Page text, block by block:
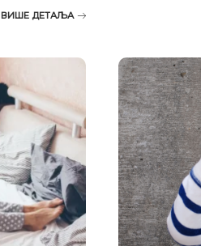
ВИШЕ ДЕТАЉА